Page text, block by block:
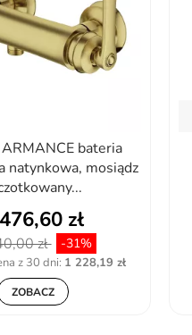
bateria
natynkowa, mosiądz
zł
zł -31%
z 30 dni: 1 228,19 zł
ZOBACZ